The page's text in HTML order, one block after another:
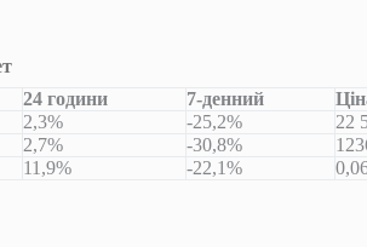
24 години 7-денний
2,3% -25,2%
22
2,7% -30,8%
11,9% -22,1%